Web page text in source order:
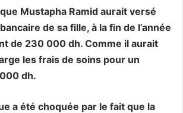
Mustapha Ramid aurait versé
de sa fille, à la fin de l’année
de 230 000 dh. Comme il aurait
les frais de soins pour un
dh.
a été choquée par le fait que la